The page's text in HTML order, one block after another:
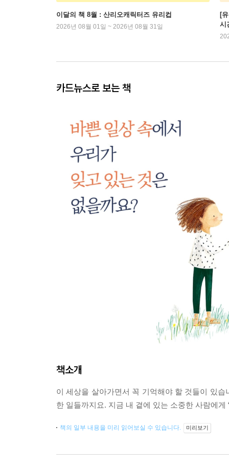
이달의 책 8월 : 산리오캐릭터즈 유리컵
2026년 08월 01일 ~ 2026년 08월 31일
[
시
카드뉴스로 보는 책
책소개
이 세상을 살아가면서 꼭 기억해야 할 것들이 있
한 일들까지요. 지금 내 곁에 있는 소중한 사람에게
책의 일부 내용을 미리 읽어보실 수 있습니다. 미리보기